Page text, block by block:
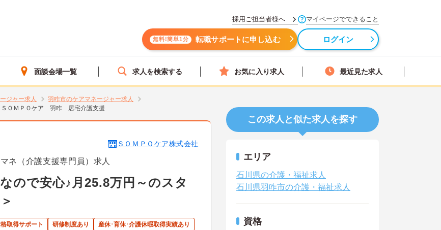
採用ご担当者様へ マイページでできること
無料!簡単1分 転職サポートに申し込む ログイン
面談会場一覧 求人を検索する お気に入り求人 最近見た求人
ジャー求人
羽咋市のケアマネージャー求人
ＳＯＭＰＯケア 羽咋 居宅介護支援
ＳＯＭＰＯケア株式会社
（介護支援専門員）求人
ので安心♪月25.8万円～のスタ
取得サポート 研修制度あり
産休･育休･介護休暇取得実績あり
この求人と似た求人を探す
エリア
石川県の介護・福祉求人
石川県羽咋市の介護・福祉求人
資格